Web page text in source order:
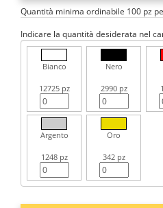
Quantità minima ordinabile 100 pz
Indicare la quantità desiderata nel
Bianco
12725 pz
Nero
2990 pz
Argento
1248 pz
Oro
342 pz